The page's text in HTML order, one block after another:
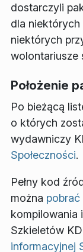
dostarczyli
dla
niektórych
wolontariusze
Położenie
Po bieżącą
o których
wydawniczy
Społeczności.
Pełny kod
można pobrać
kompilowania
Szkieletów
informacyjnej